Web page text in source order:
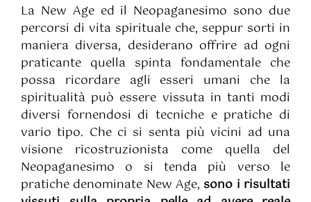
La New Age ed il Neopaganesimo sono due
percorsi di vita spirituale che, seppur sorti in
maniera diversa, desiderano offrire ad ogni
praticante quella spinta fondamentale che
possa ricordare agli esseri umani che la
spiritualità può essere vissuta in tanti modi
diversi fornendosi di tecniche e pratiche di
vario tipo. Che ci si senta più vicini ad una
visione ricostruzionista come quella del
Neopaganesimo o si tenda più verso le
pratiche denominate New Age, sono i risultati